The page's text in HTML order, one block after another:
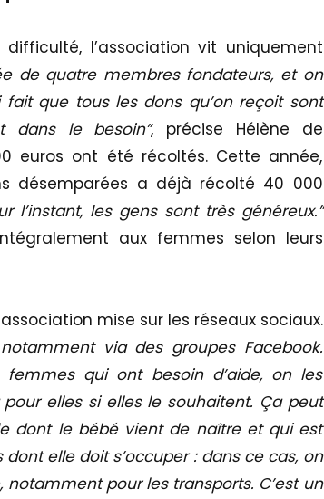
l’association vit uniquement
de quatre membres fondateurs, et on
que tous les dons qu’on reçoit sont
dans le besoin”, précise Hélène de
euros ont été récoltés. Cette année,
désemparées a déjà récolté 40 000
l’instant, les gens sont très généreux.”
aux femmes selon leurs
mise sur les réseaux sociaux.
via des groupes Facebook.
qui ont besoin d’aide, on les
elles si elles le souhaitent. Ça peut
dont le bébé vient de naître et qui est
elle doit s’occuper : dans ce cas, on
pour les transports. C’est un